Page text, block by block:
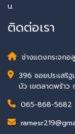
น.
ติดต่อเรา
ช่างแดงกระจกอ
396 ซอยประเสริ
บัว เขตลาดพร้าว
065-868-5682